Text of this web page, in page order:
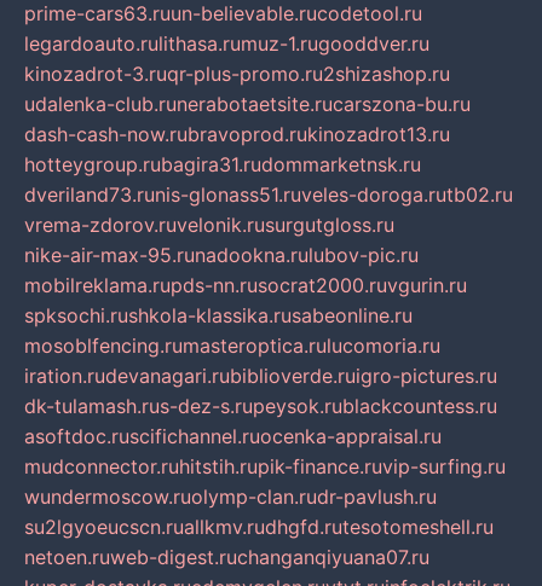
prime-cars63.ruun-believable.rucodetool.ru
legardoauto.rulithasa.rumuz-1.rugooddver.ru
kinozadrot-3.ruqr-plus-promo.ru2shizashop.ru
udalenka-club.runerabotaetsite.rucarszona-bu.ru
dash-cash-now.rubravoprod.rukinozadrot13.ru
hotteygroup.rubagira31.rudommarketnsk.ru
dveriland73.runis-glonass51.ruveles-doroga.rutb02.ru
vrema-zdorov.ruvelonik.rusurgutgloss.ru
nike-air-max-95.runadookna.rulubov-pic.ru
mobilreklama.rupds-nn.rusocrat2000.ruvgurin.ru
spksochi.rushkola-klassika.rusabeonline.ru
mosoblfencing.rumasteroptica.rulucomoria.ru
iration.rudevanagari.rubiblioverde.ruigro-pictures.ru
dk-tulamash.rus-dez-s.rupeysok.rublackcountess.ru
asoftdoc.ruscifichannel.ruocenka-appraisal.ru
mudconnector.ruhitstih.rupik-finance.ruvip-surfing.ru
wundermoscow.ruolymp-clan.rudr-pavlush.ru
su2lgyoeucscn.ruallkmv.rudhgfd.rutesotomeshell.ru
netoen.ruweb-digest.ruchanganqiyuana07.ru